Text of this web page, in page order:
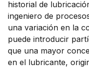
historial de
ingeniero de
una variación en la
puede introducir
que una mayor
en el lubricante,